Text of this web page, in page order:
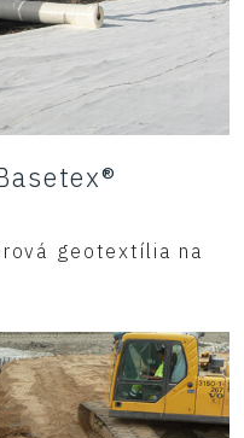
geotextília na